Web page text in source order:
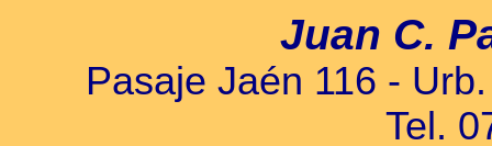
Juan C.
Pasaje Jaén 116 -
Tel.